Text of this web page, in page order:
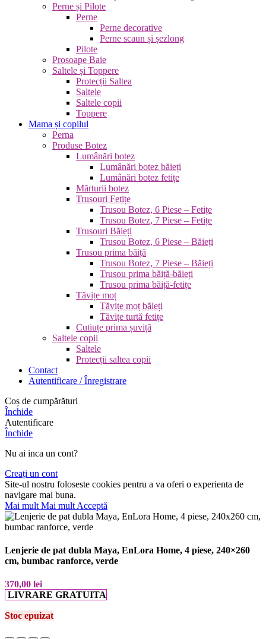
Perne și Pilote
Perne
Perne decorative
Perne scaun și șezlong
Pilote
Prosoape Baie
Saltele și Toppere
Protecții Saltea
Saltele
Saltele copii
Toppere
Mama și copilul
Perna
Produse Botez
Lumânări botez
Lumânări botez băieți
Lumânări botez fetițe
Mărturii botez
Trusouri Fetițe
Trusou Botez, 6 Piese – Fetițe
Trusou Botez, 7 Piese – Fetițe
Trusouri Băieți
Trusou Botez, 6 Piese – Băieți
Trusou prima băiță
Trusou Botez, 7 Piese – Băieți
Trusou prima băiță-băieți
Trusou prima băiță-fetițe
Tăvițe moț
Tăvițe moț băieți
Tăvițe turtă fetițe
Cutiuțe prima șuviță
Saltele copii
Saltele
Protecții saltea copii
Contact
Autentificare / Înregistrare
Coș de cumpărături
Închide
Autentificare
Închide
Nu ai inca un cont?
Creați un cont
Site-ul nostru foloseste cookies pentru a va oferi o experienta de
navigare mai buna.
Mai mult Mai mult Acceptă
Lenjerie de pat dubla Maya, EnLora Home, 4 piese, 240×260
cm, bumbac ranforce, verde
370,00 lei
LIVRARE GRATUITA
Stoc epuizat